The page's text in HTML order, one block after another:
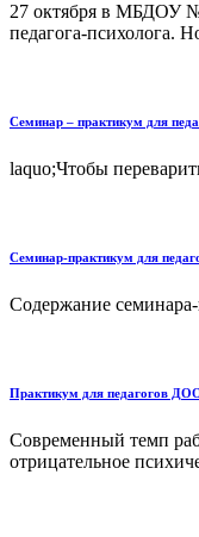
27 октября в МБДОУ №
педагога-психолога.
Семинар – практикум для
laquo;Чтобы
Семинар-практикум для
Содержание
Практикум для педагогов
Современный темп
отрицательное